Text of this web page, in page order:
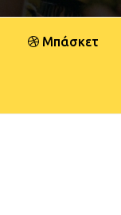
Μπάσκετ